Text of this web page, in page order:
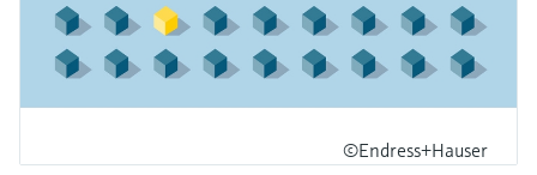
©Endress+Hauser